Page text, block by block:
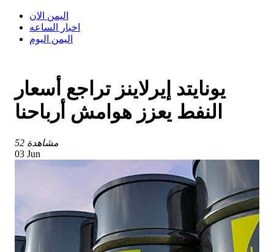
اليمن الان
اخبار الساعه
اليمن اليوم
يونايتد إيرلاينز تراجع أسعار
النفط يعزز هوامش أرباحنا
52 مشاهدة
03 Jun